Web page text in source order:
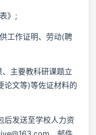
》;
工作证明、劳动(聘
主要教科研课题立
论文等)等佐证材料的
后发送至学校人力资